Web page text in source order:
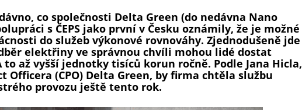
co společnosti Delta Green (do nedávna Nano
s ČEPS jako první v Česku oznámily, že je možné
do služeb výkonové rovnováhy. Zjednodušeně jde
elektřiny ve správnou chvíli mohou lidé dostat
to až vyšší jednotky tisíců korun ročně. Podle Jana Hicla,
Officera (CPO) Delta Green, by firma chtěla službu
provozu ještě tento rok.